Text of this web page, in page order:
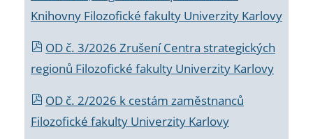
Knihovny Filozofické fakulty Univerzity Karlovy
OD č. 3/2026 Zrušení Centra strategických
regionů Filozofické fakulty Univerzity Karlovy
OD č. 2/2026 k cestám zaměstnanců
Filozofické fakulty Univerzity Karlovy